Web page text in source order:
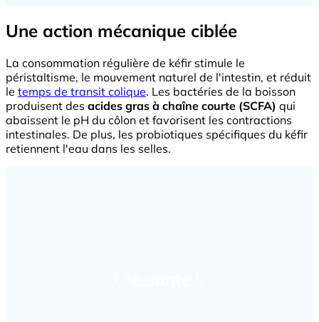
Une action mécanique ciblée
La consommation régulière de kéfir stimule le
péristaltisme, le mouvement naturel de l'intestin, et réduit
le temps de transit colique. Les bactéries de la boisson
produisent des acides gras à chaîne courte (SCFA) qui
abaissent le pH du côlon et favorisent les contractions
intestinales. De plus, les probiotiques spécifiques du kéfir
retiennent l'eau dans les selles.